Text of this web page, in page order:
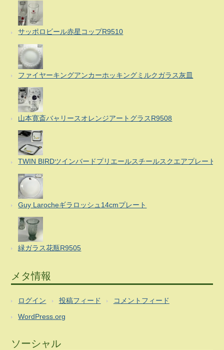
サッポロビール赤星コップR9510
ファイヤーキングアンカーホッキングミルクガラス灰皿
山本寛斎バャリースオレンジアートグラスR9508
TWIN BIRDツインバードプリエールスチールスクエアプレート
Guy Larocheギラロッシュ14cmプレート
緑ガラス花瓶R9505
メタ情報
ログイン 投稿フィード コメントフィード
WordPress.org
ソーシャル